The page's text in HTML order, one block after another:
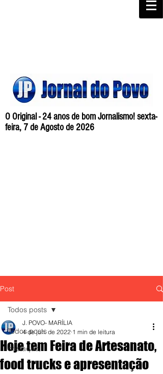
O Original - 24 anos de bom Jornalismo! sexta-
feira, 7 de Agosto de 2026
Post
Todos posts
destaque,
Todos posts
Hoje tem Feira de Artesanato,
food trucks e apresentação
J. POVO- MARÍLIA
4 de jun. de 2022 1 min de leitura